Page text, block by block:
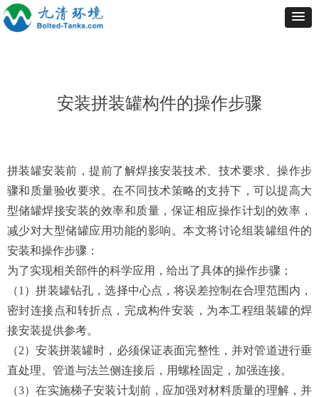
安装拼装罐构件的操作步骤
拼装罐安装前，提前了解焊接安装技术、技术要求、操作步
骤和质量验收要求。在不同技术策略的支持下，可以提高大
型储罐焊接安装的效率和质量，保证相应操作计划的效率，
减少对大型储罐应用功能的影响。本文将讨论组装罐组件的
安装和操作步骤：
为了实现相关部件的科学应用，给出了具体的操作步骤；
（1）拼装罐钻孔，选择中心点，将误差控制在合理范围内，
密封连接点和转折点，完成构件安装，为本工程组装罐的焊
接安装提供参考。
（2）安装拼装罐时，必须保证表面完整性，并对管道进行垂
直处理。管道与法兰侧连接后，用螺栓固定，加强连接。
（3）在实施梯子安装计划前，应加强对材料质量的理解，并